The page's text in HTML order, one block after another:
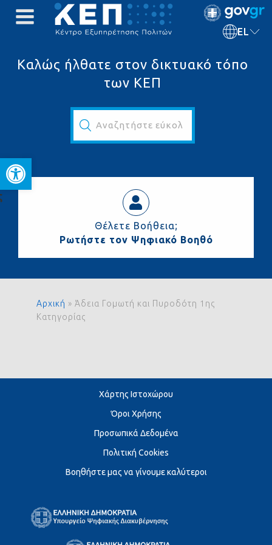
Ανοίξτε τη γραμμή
EL
Καλώς ήλθατε στον δικτυακό τόπο
των ΚΕΠ
Αναζητήστε εύκολα και γρήγορα...
Θέλετε Βοήθεια;
Ρωτήστε τον Ψηφιακό Βοηθό
Αρχική » Άδεια Γομωτή και Πυροδότη 1ης
Κατηγορίας
Χάρτης Ιστοχώρου
Όροι Χρήσης
Προσωπικά Δεδομένα
Πολιτική Cookies
Βοηθήστε μας να γίνουμε καλύτεροι